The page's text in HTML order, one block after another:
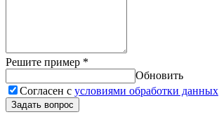
Решите пример *
Обновить
Согласен с условиями обработки данных
Задать вопрос